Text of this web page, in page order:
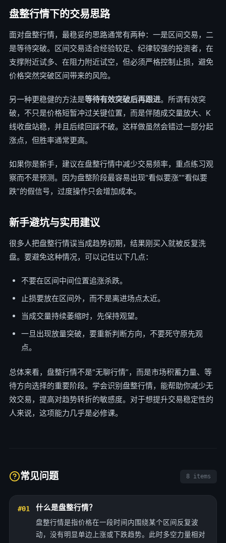
盘整行情下的交易思路
面对盘整行情，最稳妥的思路通常有两种：一是区间交易，二
是等待突破。区间交易适合经验较足、纪律较强的投资者，在
支撑附近试多、在阻力附近试空，但必须严格控制止损，避免
价格突然突破区间带来的风险。
另一种更稳健的方法是等待有效突破后再跟进。所谓有效突
破，不只是价格短暂冲过关键位置，而是伴随成交量放大、K
线收盘站稳，并且后续回踩不破。这样做虽然会错过一部分起
涨点，但胜率通常更高。
如果你是新手，建议在盘整行情中减少交易频率，重点练习观
察而不是预测。因为盘整阶段最容易出现“看似要涨”“看似要
跌”的假信号，过度操作只会增加成本。
新手避坑与实用建议
很多人把盘整行情误当成趋势初期，结果刚买入就被反复洗
盘。要避免这种情况，可以记住以下几点：
不要在区间中间位置追涨杀跌。
止损要放在区间外，而不是离进场点太近。
当成交量持续萎缩时，先保持观望。
一旦出现放量突破，要重新判断方向，不要死守原先观
点。
总体来看，盘整行情不是“无聊行情”，而是市场积蓄力量、等
待方向选择的重要阶段。学会识别盘整行情，能帮助你减少无
效交易，提高对趋势转折的敏感度。对于想提升交易稳定性的
人来说，这项能力几乎是必修课。
常见问题 8 items
#01 什么是盘整行情？
盘整行情是指价格在一段时间内围绕某个区间反复波
动，没有明显单边上涨或下跌趋势。此时多空力量相对